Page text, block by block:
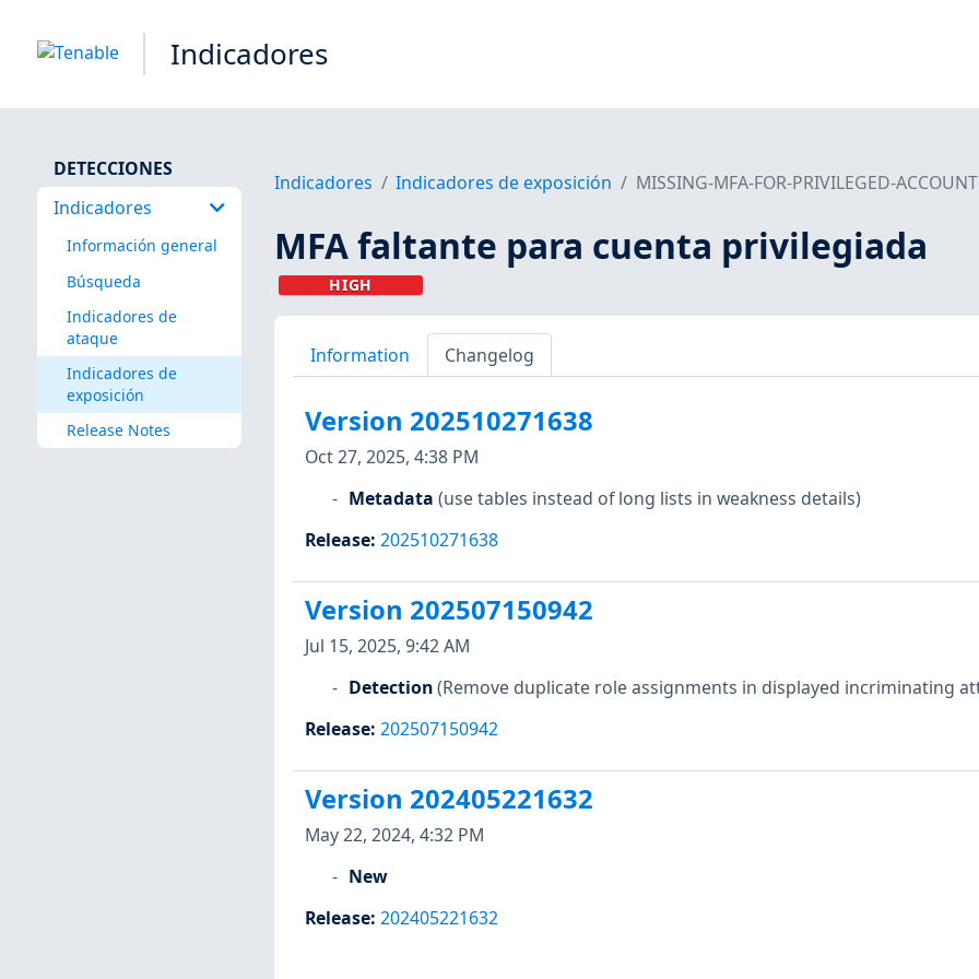
Indicadores
DETECCIONES
Indicadores
Información general
Búsqueda
Indicadores de
ataque
Indicadores de
exposición
Release Notes
Indicadores Indicadores de exposición MISSING-MFA-FOR-PRIVILEGED-ACCOUNT
MFA faltante para cuenta privilegiada
HIGH
Information Changelog
Version 202510271638
Oct 27, 2025, 4:38 PM
Metadata (use tables instead of long lists in weakness details)
Release: 202510271638
Version 202507150942
Jul 15, 2025, 9:42 AM
Detection(Remove duplicate role assignments in displayed incriminating
Release: 202507150942
Version 202405221632
May 22, 2024, 4:32 PM
New
Release: 202405221632